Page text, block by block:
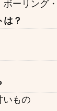
ーリング
は？
いもの